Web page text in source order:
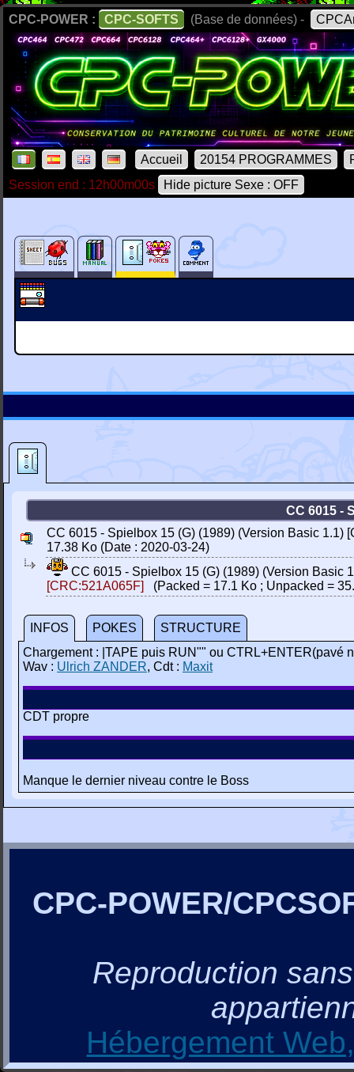
CPC-POWER : CPC-SOFTS (Base de données) -
Accueil 20154 PROGRAMMES
Session end : 12h00m00s
Hide picture Sexe : OFF
CC 6015 -
CC 6015 - Spielbox 15 (G) (1989) (Version Basic 1.1)
17.38 Ko (Date : 2020-03-24)
CC 6015 - Spielbox 15 (G) (1989) (Version Basic
[CRC:521A065F]
(Packed = 17.1 Ko ; Unpacked =
INFOS POKES
STRUCTURE
Chargement : |TAPE puis RUN"" ou CTRL+ENTER(pavé
Wav : Ulrich ZANDER, Cdt : Maxit
CDT propre
Manque le dernier niveau contre le Boss
CPC-POWER/
Reproduction
Hébergement